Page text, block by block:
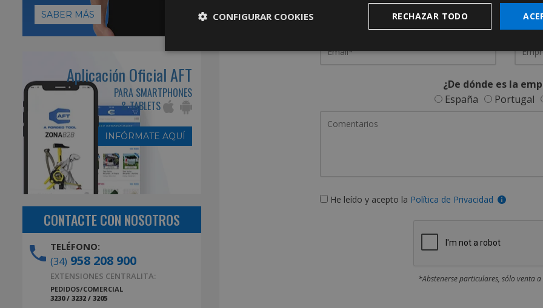
¿De dónde es la
España
Portugal
He leído y acepto la Política de Privacidad
*Abstenerse particulares, sólo venta
SABER MÁS
Aplicación Oficial AFT
PARA SMARTPHONES
& TABLETS
INFÓRMATE AQUÍ
CONTACTE CON NOSOTROS
TELÉFONO:
(34) 958 208 900
EXTENSIONES CENTRALITA:
PEDIDOS/COMERCIAL
3230 / 3232 / 3205
RECHAZAR TODO
CONFIGURAR COOKIES